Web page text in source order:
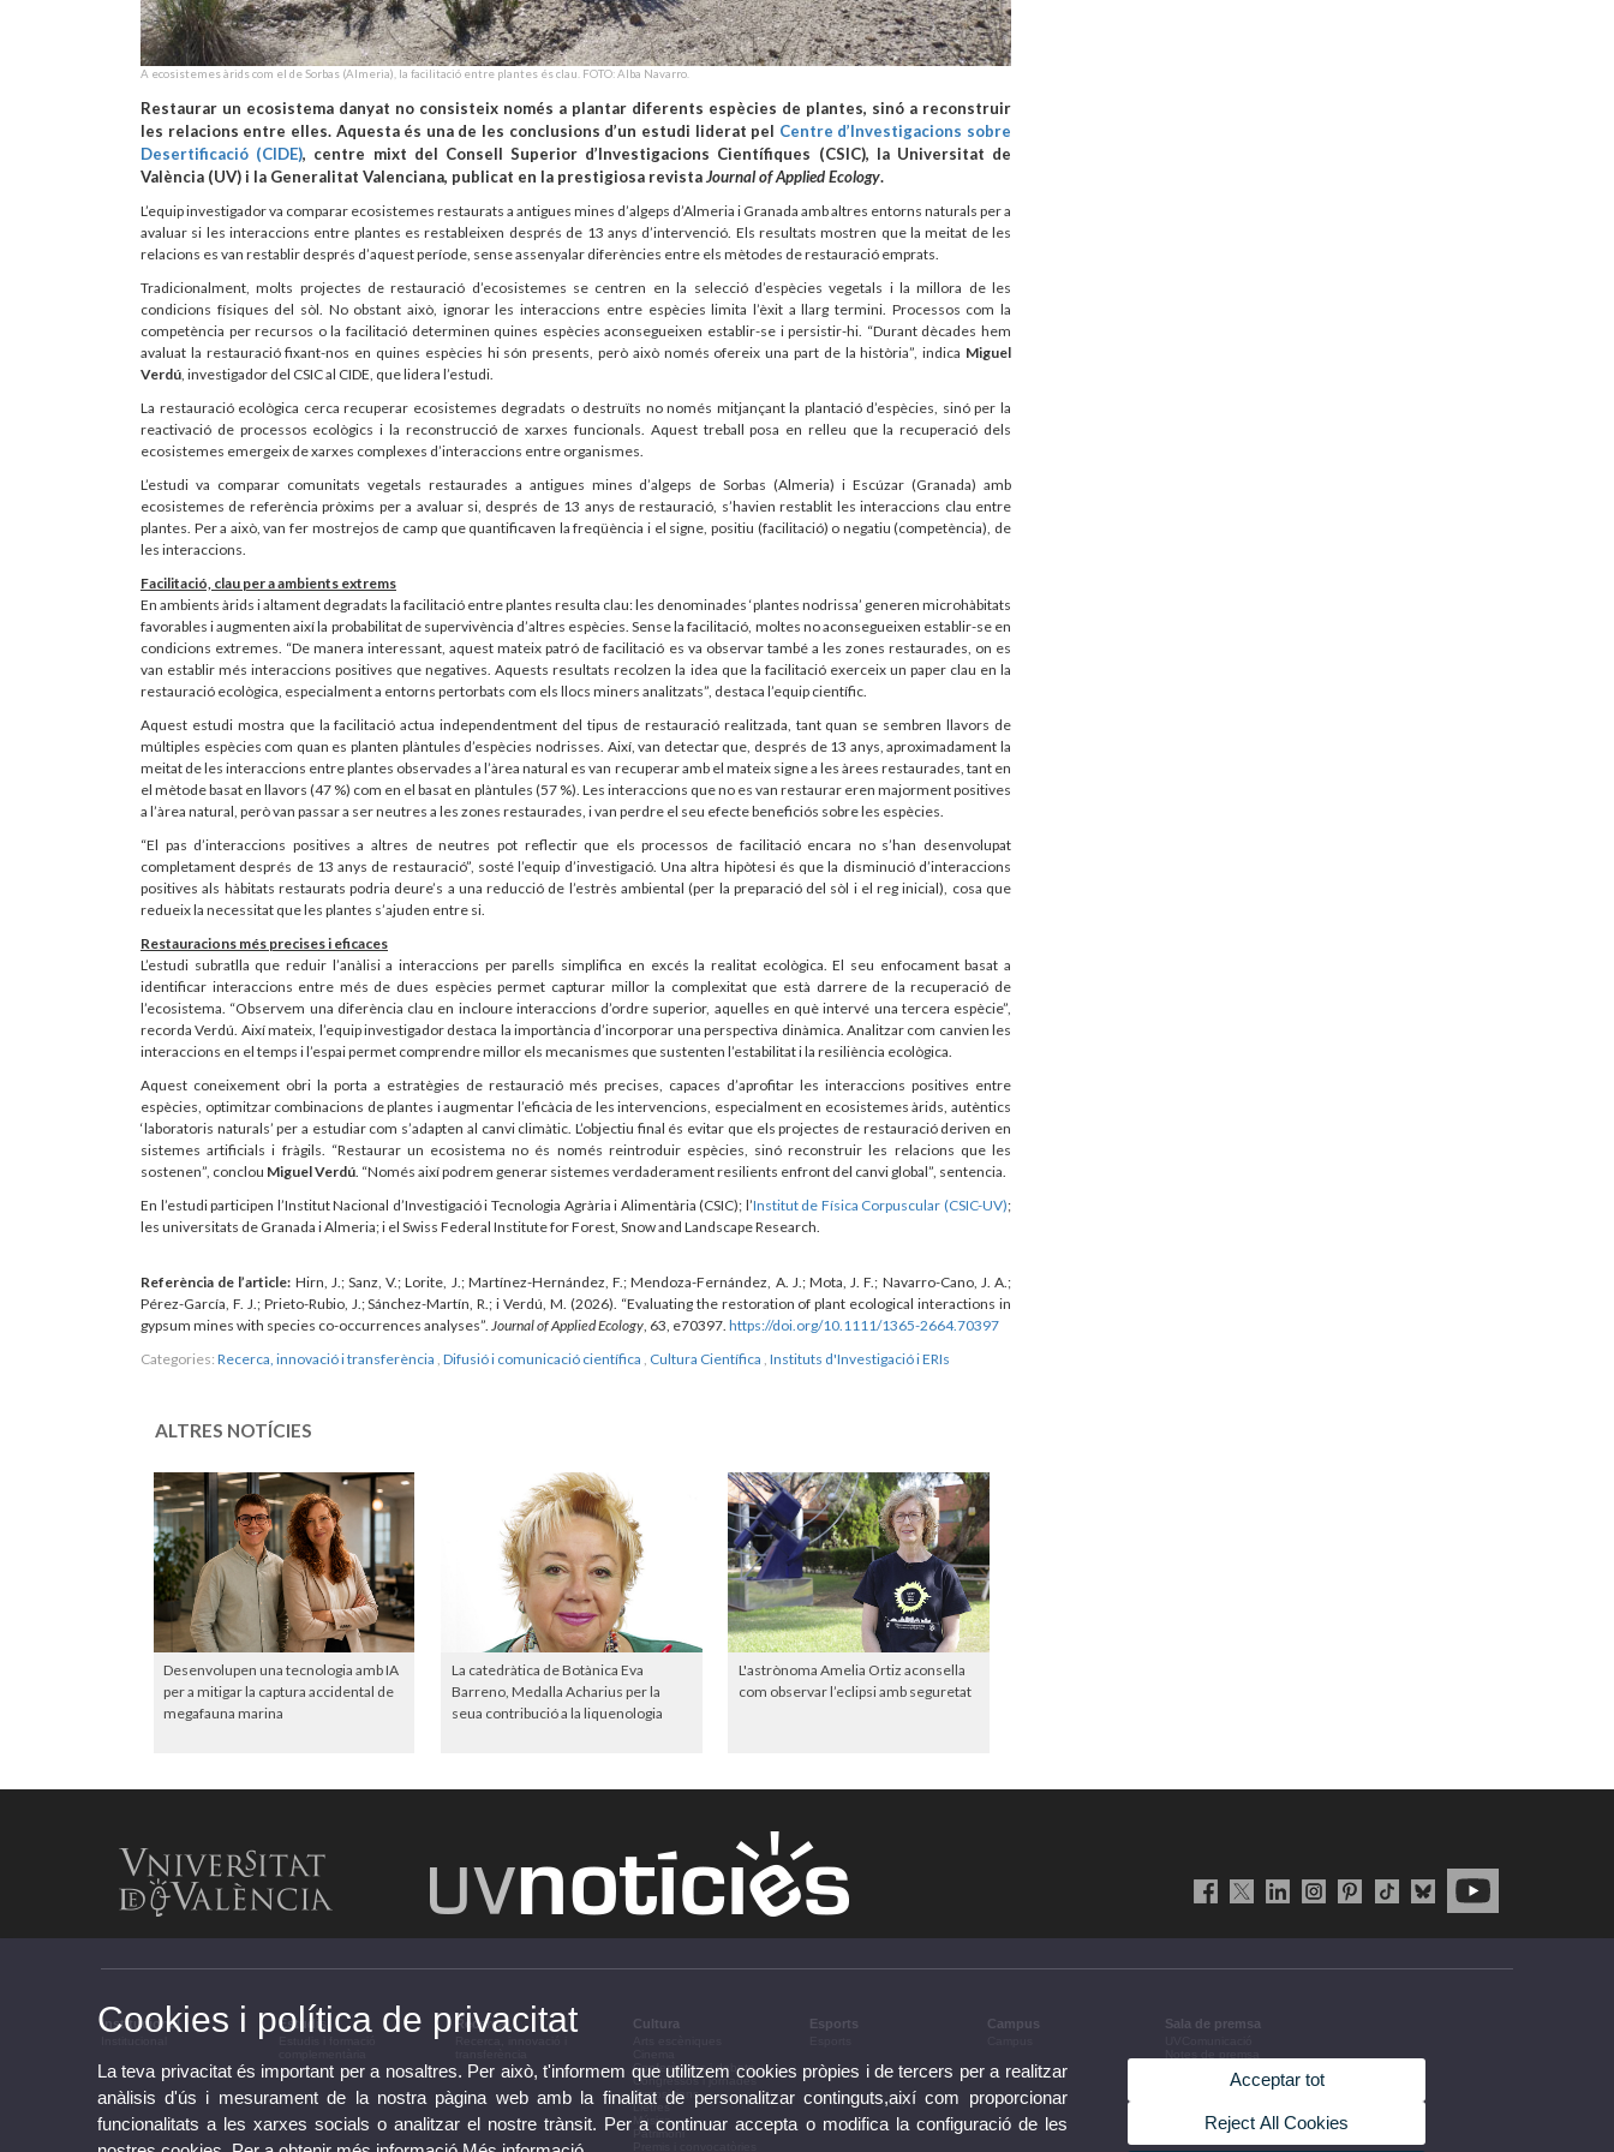
A ecosistemes àrids com el de Sorbas (Almeria), la facilitació entre plantes és clau. FOTO: Alba Navarro.
Restaurar un ecosistema danyat no consisteix només a plantar diferents espècies de plantes, sinó a reconstruir
les relacions entre elles. Aquesta és una de les conclusions d’un estudi liderat pel Centre d’Investigacions sobre
Desertificació (CIDE), centre mixt del Consell Superior d’Investigacions Científiques (CSIC), la Universitat de
València (UV) i la Generalitat Valenciana, publicat en la prestigiosa revistaJournal of Applied Ecology.
L’equip investigador va comparar ecosistemes restaurats a antigues mines d’algeps d’Almeria i Granada amb altres entorns naturals per a
avaluar si les interaccions entre plantes es restableixen després de 13 anys d’intervenció. Els resultats mostren que la meitat de les
relacions es van restablir després d’aquest període, sense assenyalar diferències entre els mètodes de restauració emprats.
Tradicionalment, molts projectes de restauració d’ecosistemes se centren en la selecció d’espècies vegetals i la millora de les
condicions físiques del sòl. No obstant això, ignorar les interaccions entre espècies limita l’èxit a llarg termini. Processos com la
competència per recursos o la facilitació determinen quines espècies aconsegueixen establir-se i persistir-hi. “Durant dècades hem
avaluat la restauració fixant-nos en quines espècies hi són presents, però això només ofereix una part de la història”, indica Miguel
Verdú, investigador del CSIC al CIDE, que lidera l’estudi.
La restauració ecològica cerca recuperar ecosistemes degradats o destruïts no només mitjançant la plantació d’espècies, sinó per la
reactivació de processos ecològics i la reconstrucció de xarxes funcionals. Aquest treball posa en relleu que la recuperació dels
ecosistemes emergeix de xarxes complexes d’interaccions entre organismes.
L’estudi va comparar comunitats vegetals restaurades a antigues mines d’algeps de Sorbas (Almeria) i Escúzar (Granada) amb
ecosistemes de referència pròxims per a avaluar si, després de 13 anys de restauració, s’havien restablit les interaccions clau entre
plantes. Per a això, van fer mostrejos de camp que quantificaven la freqüència i el signe, positiu (facilitació) o negatiu (competència), de
les interaccions.
Facilitació, clau per a ambients extrems
En ambients àrids i altament degradats la facilitació entre plantes resulta clau: les denominades ‘plantes nodrissa’ generen microhàbitats
favorables i augmenten així la probabilitat de supervivència d’altres espècies. Sense la facilitació, moltes no aconsegueixen establir-se en
condicions extremes. “De manera interessant, aquest mateix patró de facilitació es va observar també a les zones restaurades, on es
van establir més interaccions positives que negatives. Aquests resultats recolzen la idea que la facilitació exerceix un paper clau en la
restauració ecològica, especialment a entorns pertorbats com els llocs miners analitzats”, destaca l’equip científic.
Aquest estudi mostra que la facilitació actua independentment del tipus de restauració realitzada, tant quan se sembren llavors de
múltiples espècies com quan es planten plàntules d’espècies nodrisses. Així, van detectar que, després de 13 anys, aproximadament la
meitat de les interaccions entre plantes observades a l’àrea natural es van recuperar amb el mateix signe a les àrees restaurades, tant en
el mètode basat en llavors (47 %) com en el basat en plàntules (57 %). Les interaccions que no es van restaurar eren majorment positives
a l’àrea natural, però van passar a ser neutres a les zones restaurades, i van perdre el seu efecte beneficiós sobre les espècies.
“El pas d’interaccions positives a altres de neutres pot reflectir que els processos de facilitació encara no s’han desenvolupat
completament després de 13 anys de restauració”, sosté l’equip d’investigació. Una altra hipòtesi és que la disminució d’interaccions
positives als hàbitats restaurats podria deure’s a una reducció de l’estrès ambiental (per la preparació del sòl i el reg inicial), cosa que
redueix la necessitat que les plantes s’ajuden entre si.
Restauracions més precises i eficaces
L’estudi subratlla que reduir l’anàlisi a interaccions per parells simplifica en excés la realitat ecològica. El seu enfocament basat a
identificar interaccions entre més de dues espècies permet capturar millor la complexitat que està darrere de la recuperació de
l’ecosistema. “Observem una diferència clau en incloure interaccions d’ordre superior, aquelles en què intervé una tercera espècie”,
recorda Verdú. Així mateix, l’equip investigador destaca la importància d’incorporar una perspectiva dinàmica. Analitzar com canvien les
interaccions en el temps i l’espai permet comprendre millor els mecanismes que sustenten l’estabilitat i la resiliència ecològica.
Aquest coneixement obri la porta a estratègies de restauració més precises, capaces d’aprofitar les interaccions positives entre
espècies, optimitzar combinacions de plantes i augmentar l’eficàcia de les intervencions, especialment en ecosistemes àrids, autèntics
‘laboratoris naturals’ per a estudiar com s’adapten al canvi climàtic. L’objectiu final és evitar que els projectes de restauració deriven en
sistemes artificials i fràgils. “Restaurar un ecosistema no és només reintroduir espècies, sinó reconstruir les relacions que les
sostenen”, conclou Miguel Verdú. “Només així podrem generar sistemes verdaderament resilients enfront del canvi global”, sentencia.
En l’estudi participen l’Institut Nacional d’Investigació i Tecnologia Agrària i Alimentària (CSIC); l’Institut de Física Corpuscular (CSIC-UV);
les universitats de Granada i Almeria; i el Swiss Federal Institute for Forest, Snow and Landscape Research.
Referència de l’article: Hirn, J.; Sanz, V.; Lorite, J.; Martínez-Hernández, F.; Mendoza-Fernández, A. J.; Mota, J. F.; Navarro-Cano, J. A.;
Pérez-García, F. J.; Prieto-Rubio, J.; Sánchez-Martín, R.; i Verdú, M. (2026). “Evaluating the restoration of plant ecological interactions in
gypsum mines with species co-occurrences analyses”. Journal of Applied Ecology, 63, e70397. https://doi.org/10.1111/1365-2664.70397
Categories: Recerca, innovació i transferència , Difusió i comunicació científica , Cultura Científica , Instituts d'Investigació i ERIs
ALTRES NOTÍCIES
Desenvolupen una tecnologia amb IA
per a mitigar la captura accidental de
megafauna marina
La catedràtica de Botànica Eva
Barreno, Medalla Acharius per la
seua contribució a la liquenologia
L'astrònoma Amelia Ortiz aconsella
com observar l’eclipsi amb seguretat
Institucional Estudis Recerca Cultura
Conferències i debats
Congressos i jornades
Exposicions
Lletres
Música
Patrimoni
Esports Campus Sala de premsa
Acords de govern
Cookies i política de privacitat
La teva privacitat és important per a nosaltres. Per això, t'informem que utilitzem cookies pròpies i de tercers per a realitzar
anàlisis d'ús i mesurament de la nostra pàgina web amb la finalitat de personalitzar continguts,així com proporcionar
funcionalitats a les xarxes socials o analitzar el nostre trànsit. Per a continuar accepta o modifica la configuració de les
Acceptar tot
Reject All Cookies